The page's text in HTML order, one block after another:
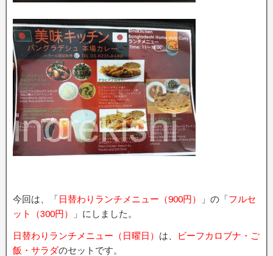
今回は、「日替わりランチメニュー（900円） 」の「フルセ
ット（300円）
」にしました。
日替わりランチメニュー（日曜日） は、
ビーフカロブナ・ご
飯・サラダのセットです。